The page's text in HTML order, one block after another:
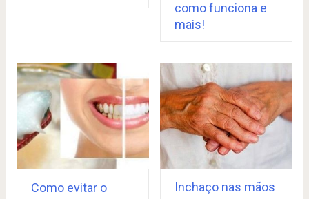
como funciona e
mais!
Como evitar o
Inchaço nas mãos